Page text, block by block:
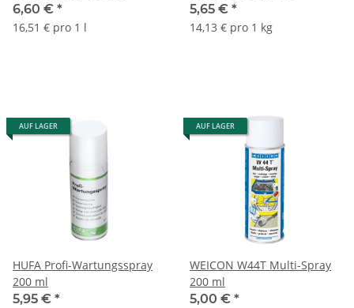
6,60 € *
16,51 € pro 1 l
5,65 € *
14,13 € pro 1 kg
AUF LAGER
HUFA Profi-Wartungsspray
200 ml
5,95 € *
AUF LAGER
WEICON W44T Multi-Spray
200 ml
5,00 € *